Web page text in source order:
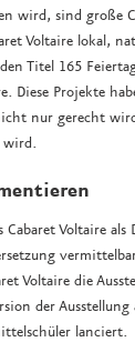
wird, sind große
Voltaire lokal,
Titel 165
Diese Projekte
nur gerecht
wird.
Voltaire
Voltaire die
der
lanciert.